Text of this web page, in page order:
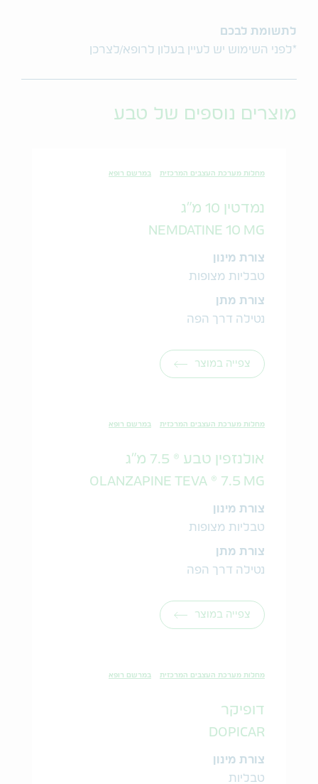
לתשומת לבכם
*לפני השימוש יש לעיין בעלון לרופא/לצרכן
מוצרים נוספים של טבע
מחלות מערכת העצבים המרכזית במרשם רופא
נמדטין 10 מ"ג
NEMDATINE 10 MG
צורת מינון
טבליות מצופות
צורת מתן
נטילה דרך הפה
צפייה במוצר
מחלות מערכת העצבים המרכזית במרשם רופא
אולנזפין טבע ® 7.5 מ"ג
OLANZAPINE TEVA ® 7.5 MG
צורת מינון
טבליות מצופות
צורת מתן
נטילה דרך הפה
צפייה במוצר
מחלות מערכת העצבים המרכזית במרשם רופא
דופיקר
DOPICAR
צורת מינון
טבליות